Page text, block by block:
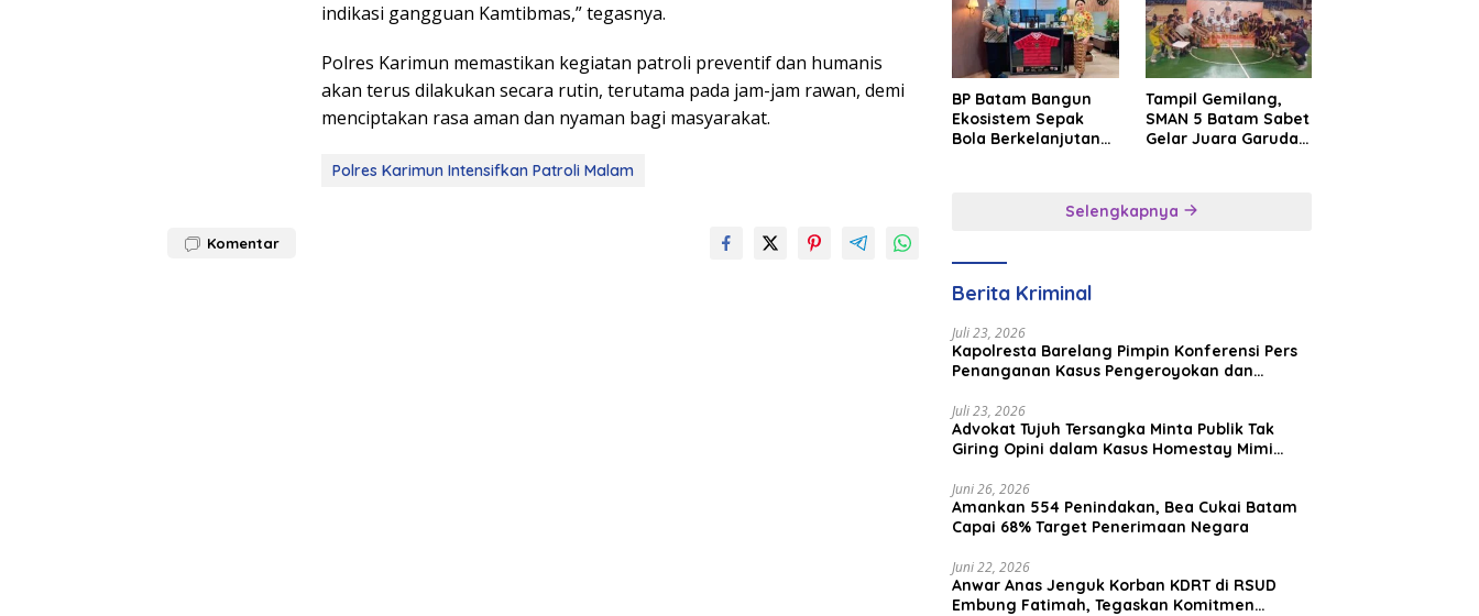
indikasi gangguan Kamtibmas,” tegasnya.
Polres Karimun memastikan kegiatan patroli preventif dan humanis
akan terus dilakukan secara rutin, terutama pada jam-jam rawan, demi
menciptakan rasa aman dan nyaman bagi masyarakat.
Polres Karimun Intensifkan Patroli Malam
Komentar
Festival 2026
BP Batam Bangun
Ekosistem Sepak
Bola Berkelanjutan
Tampil Gemilang,
SMAN 5 Batam Sabet
Gelar Juara Garuda
Selengkapnya
Berita Kriminal
Juli 23, 2026
Kapolresta Barelang Pimpin Konferensi Pers
Penanganan Kasus Pengeroyokan dan
Juli 23, 2026
Advokat Tujuh Tersangka Minta Publik Tak
Giring Opini dalam Kasus Homestay Mimi
Juni 26, 2026
Amankan 554 Penindakan, Bea Cukai Batam
Capai 68% Target Penerimaan Negara
Juni 22, 2026
Anwar Anas Jenguk Korban KDRT di RSUD
Embung Fatimah, Tegaskan Komitmen